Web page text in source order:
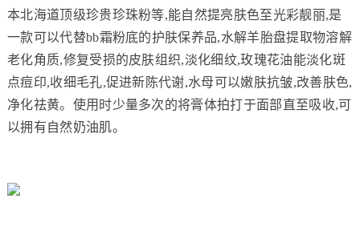
本北海道顶级珍贵珍珠粉等,能自然提亮肤色至光彩靓丽,是
一款可以代替bb霜粉底的护肤保养品,水解羊胎盘提取物溶解
老化角质,修复受损的皮肤组织,淡化细纹,玫瑰花油能淡化斑
点痘印,收细毛孔,促进新陈代谢,水母可以嫩肤抗皱,改善肤色,
净化祛黄。使用时少量多次的将膏体拍打于面部直至吸收,可
以拥有自然奶油肌。